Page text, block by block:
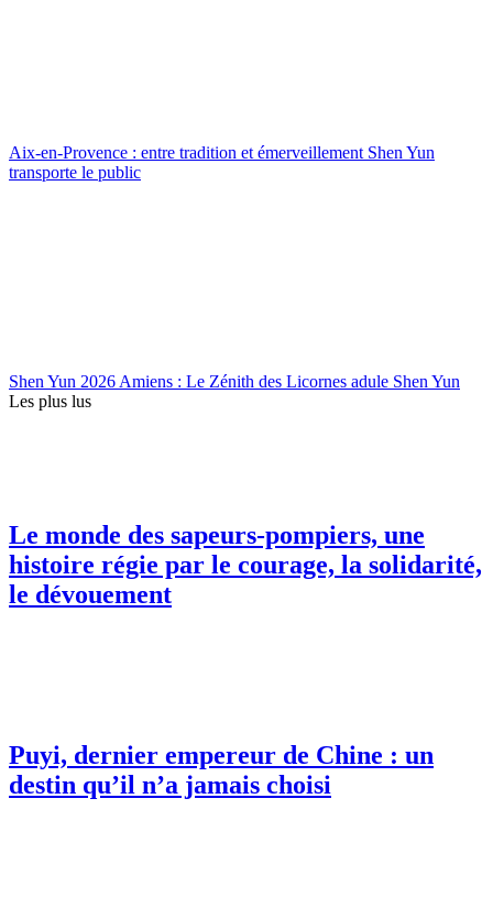
Aix-en-Provence : entre tradition et émerveillement Shen Yun
transporte le public
Shen Yun 2026 Amiens : Le Zénith des Licornes adule Shen Yun
Les plus lus
Le monde des sapeurs-pompiers, une
histoire régie par le courage, la solidarité,
le dévouement
Puyi, dernier empereur de Chine : un
destin qu’il n’a jamais choisi